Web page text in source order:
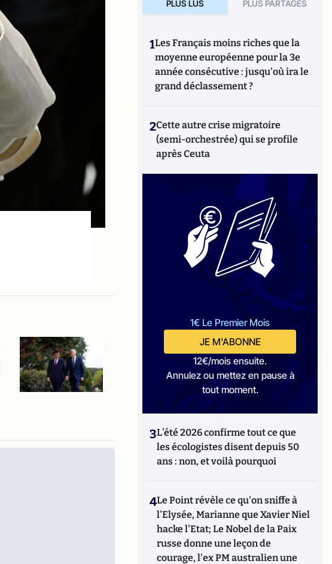
PLUS LUS PLUS PARTAGES
1Les Français moins riches que la
moyenne européenne pour la 3e
année consécutive : jusqu'où ira le
grand déclassement ?
2Cette autre crise migratoire
(semi-orchestrée) qui se profile
après Ceuta
1€ Le Premier Mois
JE M'ABONNE
12€/mois ensuite.
Annulez ou mettez en pause à
tout moment.
3L’été 2026 confirme tout ce que
les écologistes disent depuis 50
ans : non, et voilà pourquoi
4Le Point révèle ce qu'on sniffe à
l'Elysée, Marianne que Xavier Niel
hacke l'Etat; Le Nobel de la Paix
russe donne une leçon de
courage, l'ex PM australien une